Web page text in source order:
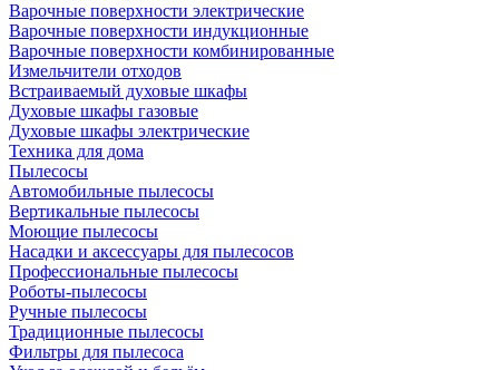
Варочные поверхности электрические
Варочные поверхности индукционные
Варочные поверхности комбинированные
Измельчители отходов
Встраиваемый духовые шкафы
Духовые шкафы газовые
Духовые шкафы электрические
Техника для дома
Пылесосы
Автомобильные пылесосы
Вертикальные пылесосы
Моющие пылесосы
Насадки и аксессуары для пылесосов
Профессиональные пылесосы
Роботы-пылесосы
Ручные пылесосы
Традиционные пылесосы
Фильтры для пылесоса